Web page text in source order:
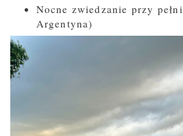
Nocne zwiedzanie przy
Argentyna)